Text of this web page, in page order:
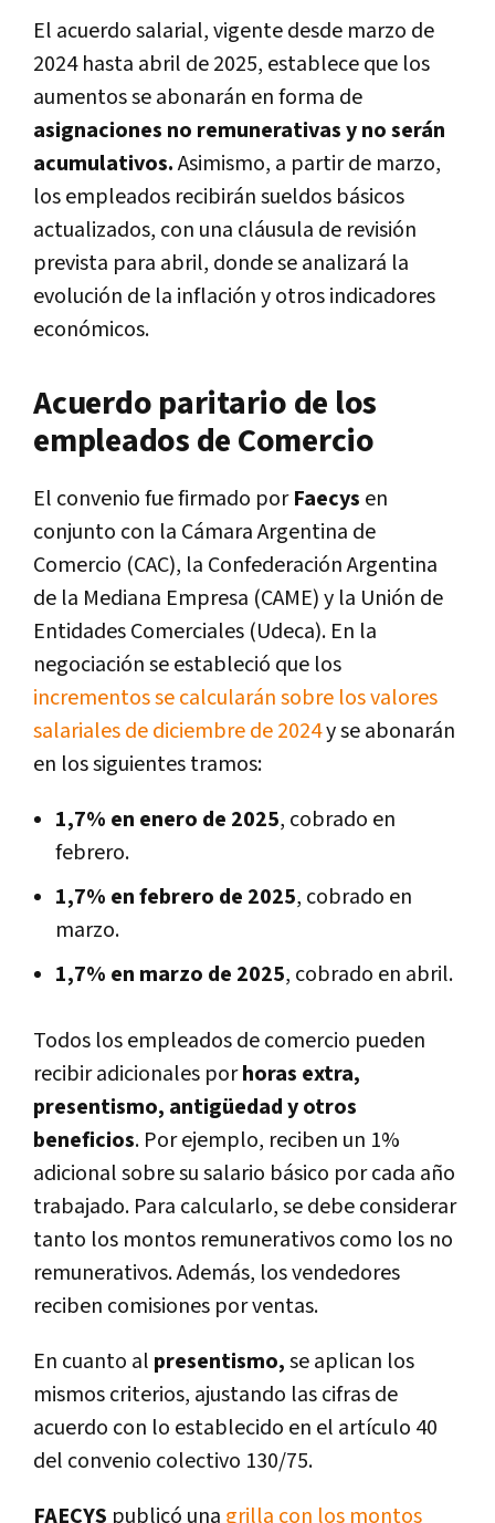
El acuerdo salarial, vigente desde marzo de
2024 hasta abril de 2025, establece que los
aumentos se abonarán en forma de
asignaciones no remunerativas y no serán
acumulativos.Asimismo, a partir de marzo,
los empleados recibirán sueldos básicos
actualizados, con una cláusula de revisión
prevista para abril, donde se analizará la
evolución de la inflación y otros indicadores
económicos.
Acuerdo paritario de los
empleados de Comercio
El convenio fue firmado porFaecys en
conjunto con la Cámara Argentina de
Comercio (CAC), la Confederación Argentina
de la Mediana Empresa (CAME) y la Unión de
Entidades Comerciales (Udeca). En la
negociación se estableció que los
incrementos se calcularán sobre los valores
salariales de diciembre de 2024y se abonarán
en los siguientes tramos:
1,7% en enero de 2025, cobrado en
febrero.
1,7% en febrero de 2025, cobrado en
marzo.
1,7% en marzo de 2025, cobrado en abril.
Todos los empleados de comercio pueden
recibir adicionales porhoras extra,
presentismo, antigüedad y otros
beneficios. Por ejemplo, reciben un 1%
adicional sobre su salario básico por cada año
trabajado. Para calcularlo, se debe considerar
tanto los montos remunerativos como los no
remunerativos. Además, los vendedores
reciben comisiones por ventas.
En cuanto al presentismo,se aplican los
mismos criterios, ajustando las cifras de
acuerdo con lo establecido en el artículo 40
del convenio colectivo 130/75.
FAECYS publicó una grilla con los montos